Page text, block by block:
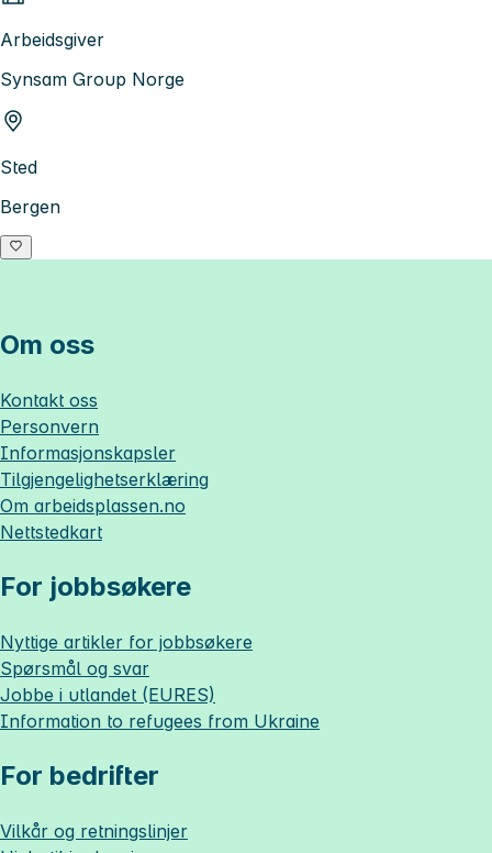
Arbeidsgiver
Synsam Group Norge
Sted
Bergen
Om oss
Kontakt oss
Personvern
Informasjonskapsler
Tilgjengelighetserklæring
Om arbeidsplassen.no
Nettstedkart
For jobbsøkere
Nyttige artikler for jobbsøkere
Spørsmål og svar
Jobbe i utlandet (EURES)
Information to refugees from Ukraine
For bedrifter
Vilkår og retningslinjer